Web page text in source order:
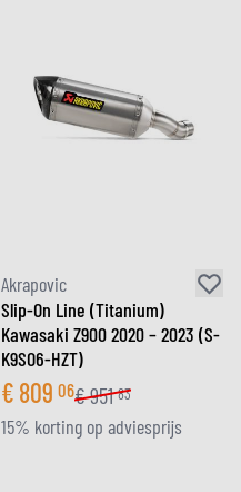
Akrapovic
Slip-On Line (Titanium)
Kawasaki Z900 2020 – 2023 (S-
K9SO6-HZT)
€ 809 06€951 83
15% korting op adviesprijs